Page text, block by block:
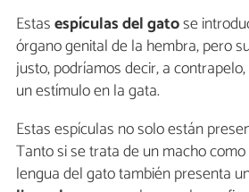
Estasespículas del gatose
órgano genital de la hembra, pero
justo, podríamos decir, a
un estímulo en la gata.
Estas espículas no solo están
Tanto si se trata de un macho
lengua del gato también presenta